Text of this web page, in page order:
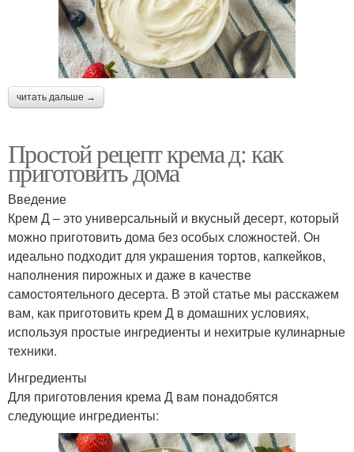
читать дальше →
Простой рецепт крема д: как
приготовить дома
Введение
Крем Д – это универсальный и вкусный десерт, который
можно приготовить дома без особых сложностей. Он
идеально подходит для украшения тортов, капкейков,
наполнения пирожных и даже в качестве
самостоятельного десерта. В этой статье мы расскажем
вам, как приготовить крем Д в домашних условиях,
используя простые ингредиенты и нехитрые кулинарные
техники.
Ингредиенты
Для приготовления крема Д вам понадобятся
следующие ингредиенты: